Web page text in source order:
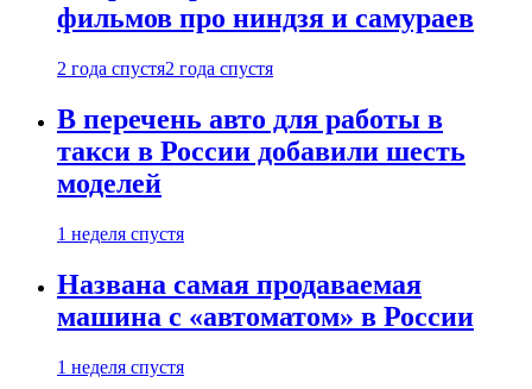
фильмов про ниндзя и самураев
2 года спустя2 года спустя
В перечень авто для работы в
такси в России добавили шесть
моделей
1 неделя спустя
Названа самая продаваемая
машина с «автоматом» в России
1 неделя спустя